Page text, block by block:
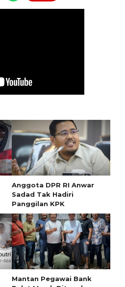
Anggota DPR RI Anwar
Sadad Tak Hadiri
Panggilan KPK
Mantan Pegawai Bank